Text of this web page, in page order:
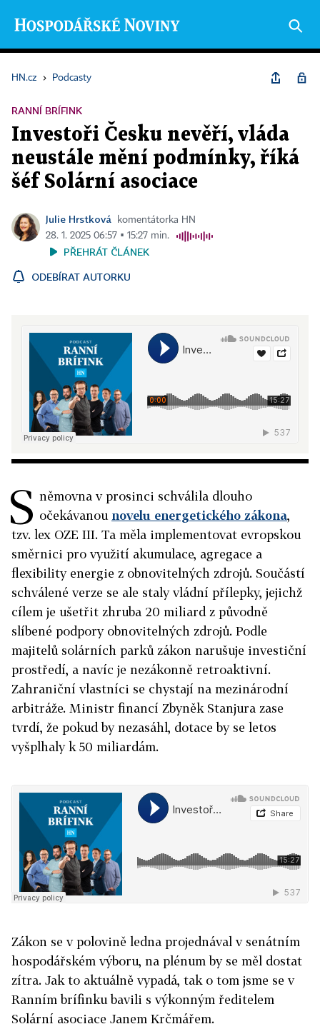
HN.cz › Podcasty
RANNÍ BRÍFINK
Investoři Česku nevěří, vláda
neustále mění podmínky, říká
šéf Solární asociace
Julie Hrstková
komentátorka HN
28. 1. 2025 06:57 ▪ 15:27 min.
PŘEHRÁT ČLÁNEK
ODEBÍRAT AUTORKU
S němovna v prosinci schválila dlouho
očekávanou novelu energetického zákona,
tzv. lex OZE III. Ta měla implementovat evropskou
směrnici pro využití akumulace, agregace a
flexibility energie z obnovitelných zdrojů. Součástí
schválené verze se ale staly vládní přílepky, jejichž
cílem je ušetřit zhruba 20 miliard z původně
slíbené podpory obnovitelných zdrojů. Podle
majitelů solárních parků zákon narušuje investiční
prostředí, a navíc je nezákonně retroaktivní.
Zahraniční vlastníci se chystají na mezinárodní
arbitráže. Ministr financí Zbyněk Stanjura zase
tvrdí, že pokud by nezasáhl, dotace by se letos
vyšplhaly k 50 miliardám.
Zákon se v polovině ledna projednával v senátním
hospodářském výboru, na plénum by se měl dostat
zítra. Jak to aktuálně vypadá, tak o tom jsme se v
Ranním brífinku bavili s výkonným ředitelem
Solární asociace Janem Krčmářem.